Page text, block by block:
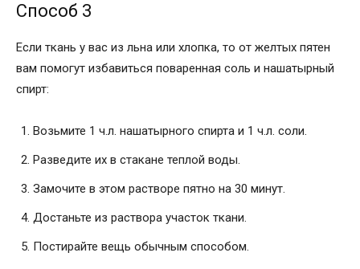
Способ 3
Если ткань у вас из льна или хлопка, то от желтых пятен
вам помогут избавиться поваренная соль и нашатырный
спирт:
Возьмите 1 ч.л. нашатырного спирта и 1 ч.л. соли.
Разведите их в стакане теплой воды.
Замочите в этом растворе пятно на 30 минут.
Достаньте из раствора участок ткани.
Постирайте вещь обычным способом.